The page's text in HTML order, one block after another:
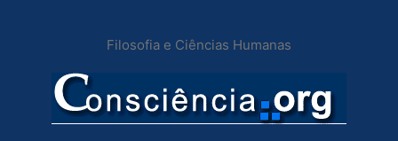
conteúdo
Filosofia e Ciências Humanas